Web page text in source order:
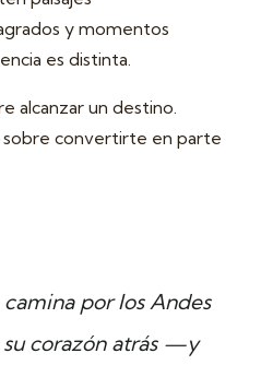
y momentos
es distinta.
alcanzar un destino.
convertirte en parte
por los Andes
corazón atrás —y